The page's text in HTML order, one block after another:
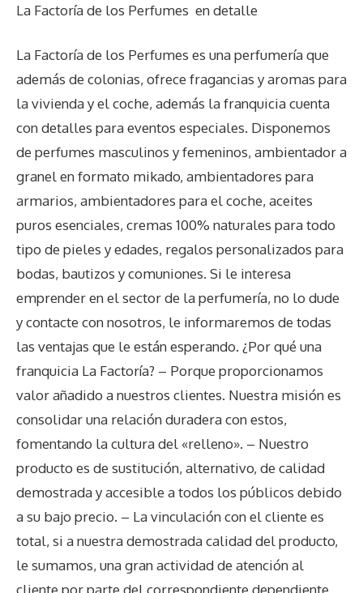
La Factoría de los Perfumes en detalle
La Factoría de los Perfumes es una perfumería que
además de colonias, ofrece fragancias y aromas para
la vivienda y el coche, además la franquicia cuenta
con detalles para eventos especiales. Disponemos
de perfumes masculinos y femeninos, ambientador a
granel en formato mikado, ambientadores para
armarios, ambientadores para el coche, aceites
puros esenciales, cremas 100% naturales para todo
tipo de pieles y edades, regalos personalizados para
bodas, bautizos y comuniones. Si le interesa
emprender en el sector de la perfumería, no lo dude
y contacte con nosotros, le informaremos de todas
las ventajas que le están esperando. ¿Por qué una
franquicia La Factoría? – Porque proporcionamos
valor añadido a nuestros clientes. Nuestra misión es
consolidar una relación duradera con estos,
fomentando la cultura del «relleno». – Nuestro
producto es de sustitución, alternativo, de calidad
demostrada y accesible a todos los públicos debido
a su bajo precio. – La vinculación con el cliente es
total, si a nuestra demostrada calidad del producto,
le sumamos, una gran actividad de atención al
cliente por parte del correspondiente dependiente,